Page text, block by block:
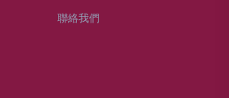
聯絡我們